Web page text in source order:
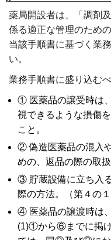
薬局開設者は、「調剤
係る適正な管理のため
当該手順書に基づく業
い。
業務手順書に盛り込むべ
① 医薬品の譲受時は
視できるような損傷
こと。
② 偽造医薬品の混入
めの、返品の際の取扱
③ 貯蔵設備に立ち入
際の方法。（第４の１
④ 医薬品の譲渡時は
(1)①から⑥までに掲